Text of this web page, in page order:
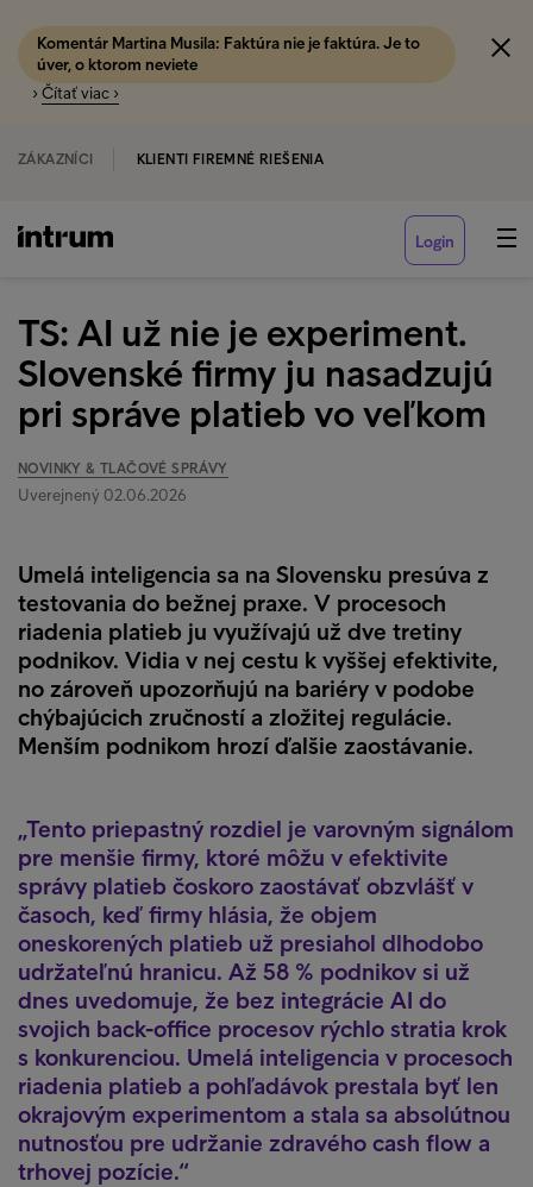
Komentár Martina Musila: Faktúra nie je faktúra. Je to
úver, o ktorom neviete
› Čítať viac ›
ZÁKAZNÍCI KLIENTI FIREMNÉ RIEŠENIA
Login
TS: AI už nie je experiment.
Slovenské firmy ju nasadzujú
pri správe platieb vo veľkom
NOVINKY & TLAČOVÉ SPRÁVY
Uverejnený 02.06.2026
Umelá inteligencia sa na Slovensku presúva z
testovania do bežnej praxe. V procesoch
riadenia platieb ju využívajú už dve tretiny
podnikov. Vidia v nej cestu k vyššej efektivite,
no zároveň upozorňujú na bariéry v podobe
chýbajúcich zručností a zložitej regulácie.
Menším podnikom hrozí ďalšie zaostávanie.
Tento priepastný rozdiel je varovným signálom
pre menšie firmy, ktoré môžu v efektivite
správy platieb čoskoro zaostávať obzvlášť v
časoch, keď firmy hlásia, že objem
oneskorených platieb už presiahol dlhodobo
udržateľnú hranicu. Až 58 % podnikov si už
dnes uvedomuje, že bez integrácie AI do
svojich back-office procesov rýchlo stratia krok
s konkurenciou. Umelá inteligencia v procesoch
riadenia platieb a pohľadávok prestala byť len
okrajovým experimentom a stala sa absolútnou
nutnosťou pre udržanie zdravého cash flow a
trhovej pozície.